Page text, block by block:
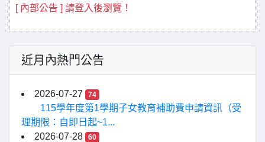
[ 內部公告 ] 請登入後瀏覽！
近月內熱門公告
2026-07-27 74
115學年度第1學期子女教育補助費申請資訊（受
理期限：自即日起~1...
2026-07-28
60